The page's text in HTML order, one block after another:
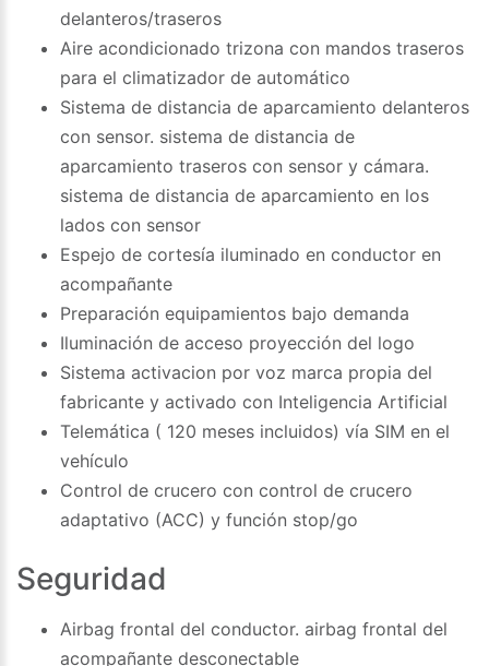
delanteros/traseros
Aire acondicionado trizona con mandos traseros
para el climatizador de automático
Sistema de distancia de aparcamiento delanteros
con sensor. sistema de distancia de
aparcamiento traseros con sensor y cámara.
sistema de distancia de aparcamiento en los
lados con sensor
Espejo de cortesía iluminado en conductor en
acompañante
Preparación equipamientos bajo demanda
Iluminación de acceso proyección del logo
Sistema activacion por voz marca propia del
fabricante y activado con Inteligencia Artificial
Telemática ( 120 meses incluidos) vía SIM en el
vehículo
Control de crucero con control de crucero
adaptativo (ACC) y función stop/go
Seguridad
Airbag frontal del conductor. airbag frontal del
acompañante desconectable